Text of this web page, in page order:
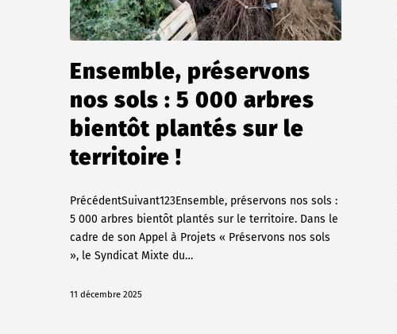
Ensemble, préservons
nos sols : 5 000 arbres
bientôt plantés sur le
territoire !
PrécédentSuivant123Ensemble, préservons nos sols :
5 000 arbres bientôt plantés sur le territoire. Dans le
cadre de son Appel à Projets « Préservons nos sols
», le Syndicat Mixte du…
11 décembre 2025